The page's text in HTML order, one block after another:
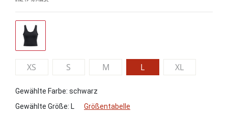
XS S M L XL
Gewählte Farbe: schwarz
Gewählte Größe: L Größentabelle